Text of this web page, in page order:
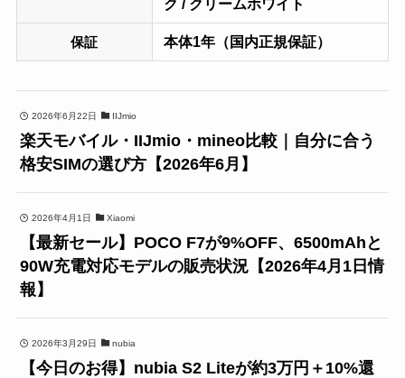
ク / クリームホワイト
保証 本体1年（国内正規保証）
2026年6月22日 IIJmio
楽天モバイル・IIJmio・mineo比較｜自分に合う
格安SIMの選び方【2026年6月】
2026年4月1日 Xiaomi
【最新セール】POCO F7が9%OFF、6500mAhと
90W充電対応モデルの販売状況【2026年4月1日情
報】
2026年3月29日 nubia
【今日のお得】nubia S2 Liteが約3万円＋10%還